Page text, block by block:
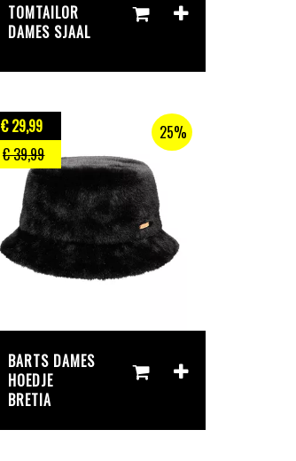
TOMTAILOR
DAMES SJAAL
€ 29,99
€ 39,99
25%
BARTS DAMES
HOEDJE
BRETIA